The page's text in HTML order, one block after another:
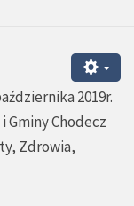
2019r.
Gminy Chodecz
Zdrowia,